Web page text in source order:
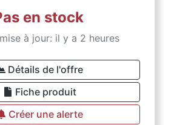
en stock
à jour: il y a 2 heures
Détails de l'offre
Fiche produit
Créer une alerte